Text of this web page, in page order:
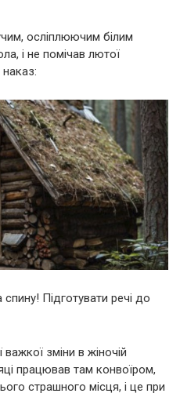
осліплюючим білим
і не помічав лютої
наказ:
Підготувати речі до
важкої зміни в жіночій
працював там конвоїром,
страшного місця, і це при